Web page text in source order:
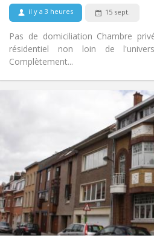
il y a 3 heures 15 sept.
Pas de domiciliation Chambre
résidentiel non loin de
Complètement...